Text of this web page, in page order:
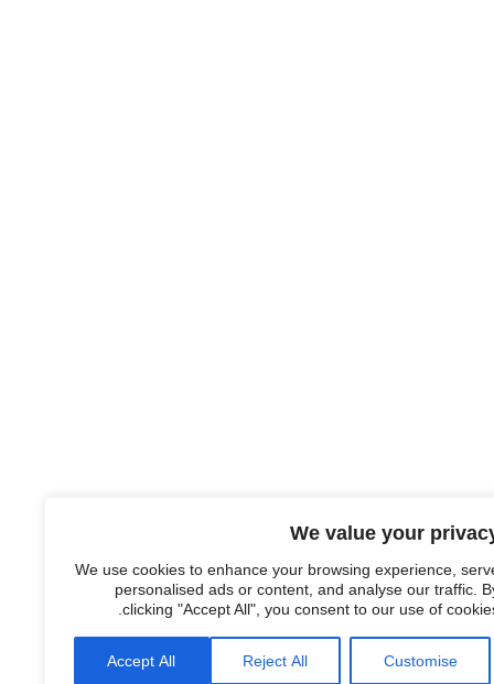
We value your
We use cookies to enhance your browsing experience,
personalised ads or content, and analyse our traffic.
clicking "Accept All", you consent to our use of
Customise
Reject All
Accept All